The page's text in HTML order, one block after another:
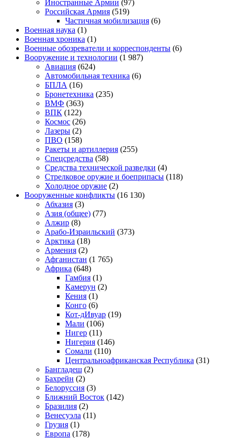
Иностранные Армии (97)
Российская Армия (519)
Частичная мобилизация (6)
Военная наука (1)
Военная хроника (1)
Военные обозреватели и корреспонденты (6)
Вооружение и технологии (1 987)
Авиация (624)
Автомобильная техника (6)
БПЛА (16)
Бронетехника (235)
ВМФ (363)
ВПК (122)
Космос (26)
Лазеры (2)
ПВО (158)
Ракеты и артиллерия (255)
Спецсредства (58)
Средства технической разведки (4)
Стрелковое оружие и боеприпасы (118)
Холодное оружие (2)
Вооруженные конфликты (16 130)
Абхазия (3)
Азия (общее) (77)
Алжир (8)
Арабо-Израильский (373)
Арктика (18)
Армения (2)
Афганистан (1 765)
Африка (648)
Гамбия (1)
Камерун (2)
Кения (1)
Конго (6)
Кот-дИвуар (19)
Мали (106)
Нигер (11)
Нигерия (146)
Сомали (110)
Центральноафриканская Республика (31)
Бангладеш (2)
Бахрейн (2)
Белоруссия (3)
Ближний Восток (142)
Бразилия (2)
Венесуэла (11)
Грузия (1)
Европа (178)